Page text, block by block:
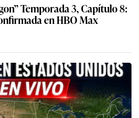
Temporada 3, Capítulo 8:
en HBO Max